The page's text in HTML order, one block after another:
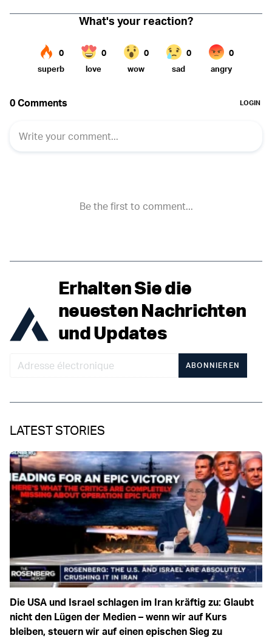
Erhalten Sie die
neuesten Nachrichten
und Updates
ABONNIEREN
LATEST STORIES
Die USA und Israel schlagen im Iran kräftig zu: Glaubt
nicht den Lügen der Medien – wenn wir auf Kurs
bleiben, steuern wir auf einen epischen Sieg zu